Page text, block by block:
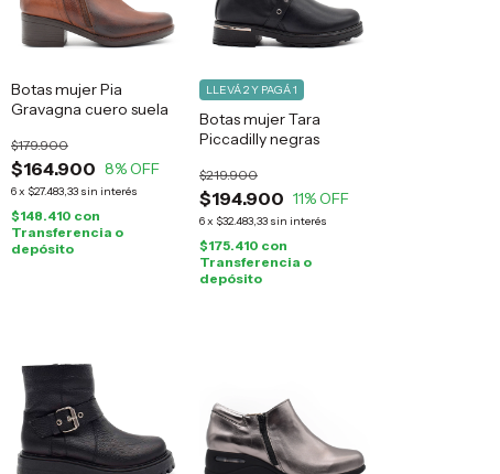
Botas mujer Pia
Gravagna cuero suela
$164.900
$179.900
8% OFF
6x $27.483,33 sin interés
$148.410 con
Transferencia o
depósito
Botas mujer Tara
Piccadilly negras
$194.900
$219.900
11% OFF
6x $32.483,33 sin interés
LLEVÁ 2 Y PAGÁ 1
$175.410 con
Transferencia o
depósito